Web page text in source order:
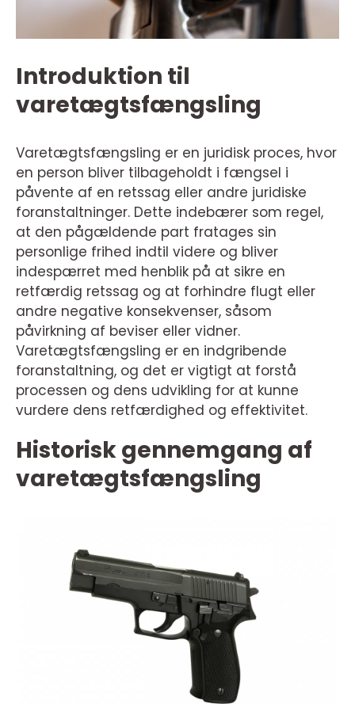
Introduktion til
varetægtsfængsling
Varetægtsfængsling er en juridisk proces, hvor
en person bliver tilbageholdt i fængsel i
påvente af en retssag eller andre juridiske
foranstaltninger. Dette indebærer som regel,
at den pågældende part fratages sin
personlige frihed indtil videre og bliver
indespærret med henblik på at sikre en
retfærdig retssag og at forhindre flugt eller
andre negative konsekvenser, såsom
påvirkning af beviser eller vidner.
Varetægtsfængsling er en indgribende
foranstaltning, og det er vigtigt at forstå
processen og dens udvikling for at kunne
vurdere dens retfærdighed og effektivitet.
Historisk gennemgang af
varetægtsfængsling